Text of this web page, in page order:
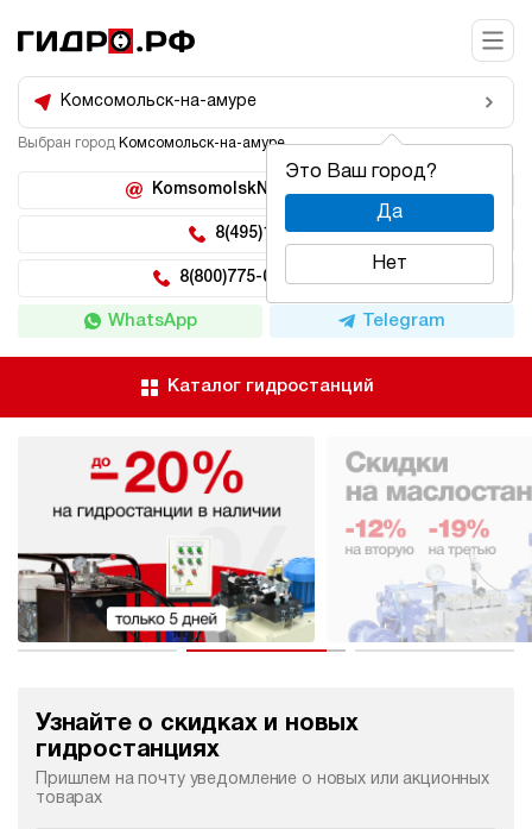
Комсомольск-на-амуре
Это Ваш город?
Да
Нет
Выбран город Комсомольск-на-амуре
KomsomolskNaAmure@hidro.ru
8(495)150-04-62
8(800)775-04-62 доб 222
WhatsApp Telegram
Каталог гидростанций
Узнайте о скидках и новых
гидростанциях
Пришлем на почту уведомление о новых или акционных
товарах